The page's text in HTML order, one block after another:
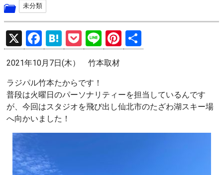
未分類
X
F
a
ce
b
o
o
k
H
at
e
n
a
P
o
ck
et
Li
n
e
Pi
nt
es
t
有
2021年10月7日(木） 竹本取材
ラジパル竹本たからです！
普段は火曜日のパーソナリティーを担当しているんです
が、今回はスタジオを飛び出し仙北市のたざわ湖スキー場
へ向かいました！